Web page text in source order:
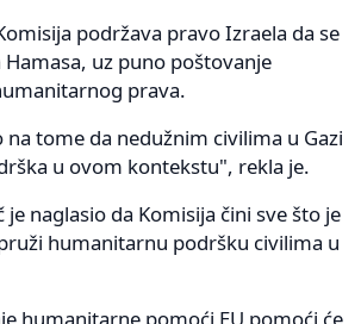
podržava pravo Izraela da se
uz puno poštovanje
prava.
tome da nedužnim civilima u Gazi
u ovom kontekstu", rekla je.
je naglasio da Komisija čini sve što je
humanitarnu podršku civilima u
humanitarne pomoći EU pomoći će